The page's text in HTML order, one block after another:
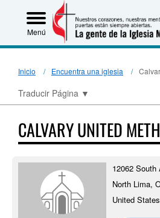
Menú
Inicio Encuentra una iglesia
Traducir Página ▼
CALVARY UNITED
12062 South
North Lima,
United States